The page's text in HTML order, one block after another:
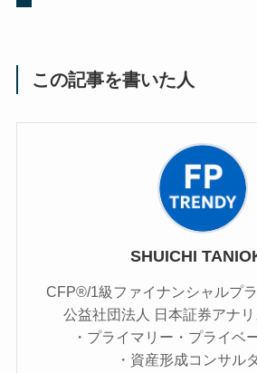
この記事を書いた人
SHUICHI
CFP®/1級ファイナンシャルプ
公益社団法人 日本証券アナ
・プライマリー・プライベ
・資産形成コンサル